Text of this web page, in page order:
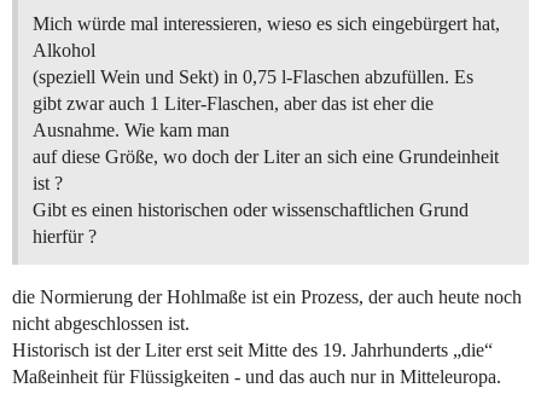
Mich würde mal interessieren, wieso es sich eingebürgert hat,
Alkohol
(speziell Wein und Sekt) in 0,75 l-Flaschen abzufüllen. Es
gibt zwar auch 1 Liter-Flaschen, aber das ist eher die
Ausnahme. Wie kam man
auf diese Größe, wo doch der Liter an sich eine Grundeinheit
ist ?
Gibt es einen historischen oder wissenschaftlichen Grund
hierfür ?
die Normierung der Hohlmaße ist ein Prozess, der auch heute noch
nicht abgeschlossen ist.
Historisch ist der Liter erst seit Mitte des 19. Jahrhunderts „die“
Maßeinheit für Flüssigkeiten - und das auch nur in Mitteleuropa.